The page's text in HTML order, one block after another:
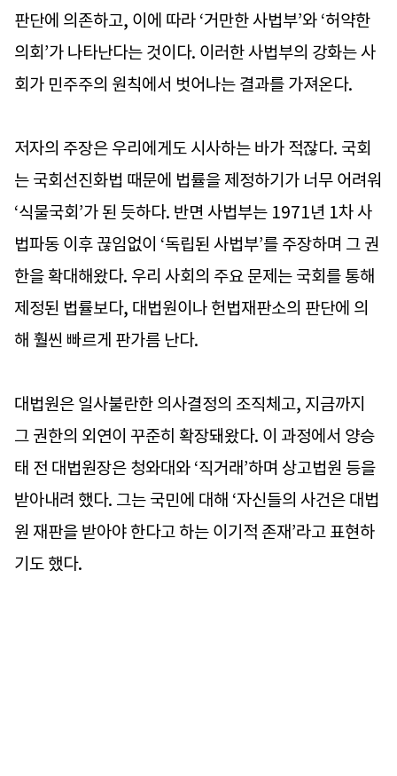
판단에 의존하고, 이에 따라 ‘거만한 사법부’와 ‘허약한
의회’가 나타난다는 것이다. 이러한 사법부의 강화는 사
회가 민주주의 원칙에서 벗어나는 결과를 가져온다.
저자의 주장은 우리에게도 시사하는 바가 적잖다. 국회
는 국회선진화법 때문에 법률을 제정하기가 너무 어려워
‘식물국회’가 된 듯하다. 반면 사법부는 1971년 1차 사
법파동 이후 끊임없이 ‘독립된 사법부’를 주장하며 그 권
한을 확대해왔다. 우리 사회의 주요 문제는 국회를 통해
제정된 법률보다, 대법원이나 헌법재판소의 판단에 의
해 훨씬 빠르게 판가름 난다.
대법원은 일사불란한 의사결정의 조직체고, 지금까지
그 권한의 외연이 꾸준히 확장돼왔다. 이 과정에서 양승
태 전 대법원장은 청와대와 ‘직거래’하며 상고법원 등을
받아내려 했다. 그는 국민에 대해 ‘자신들의 사건은 대법
원 재판을 받아야 한다고 하는 이기적 존재’라고 표현하
기도 했다.